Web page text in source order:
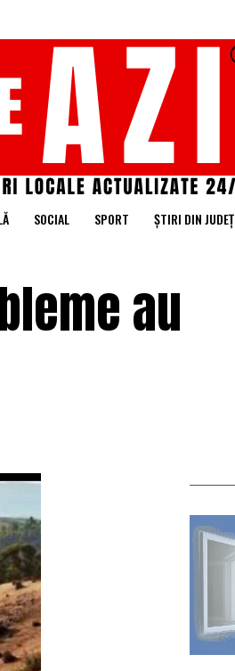
SOCIAL SPORT ȘTIRI DIN JUDEȚ
au